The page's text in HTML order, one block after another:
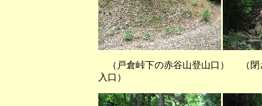
（戸倉峠下の赤谷山登山口） （
入口）